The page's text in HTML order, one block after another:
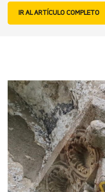
IR AL ARTÍCULO COMPLETO